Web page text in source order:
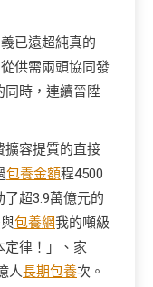
已遠超純真的
供需兩頭協同發
同時，連續晉陞
擴容提質的直接
包養金額程4500
超3.9萬億元的
包養網我的噸級
定律！」、家
人長期包養次。